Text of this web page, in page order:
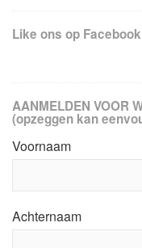
Like ons op
AANMELDEN VOOR
(opzeggen kan
Voornaam
Achternaam